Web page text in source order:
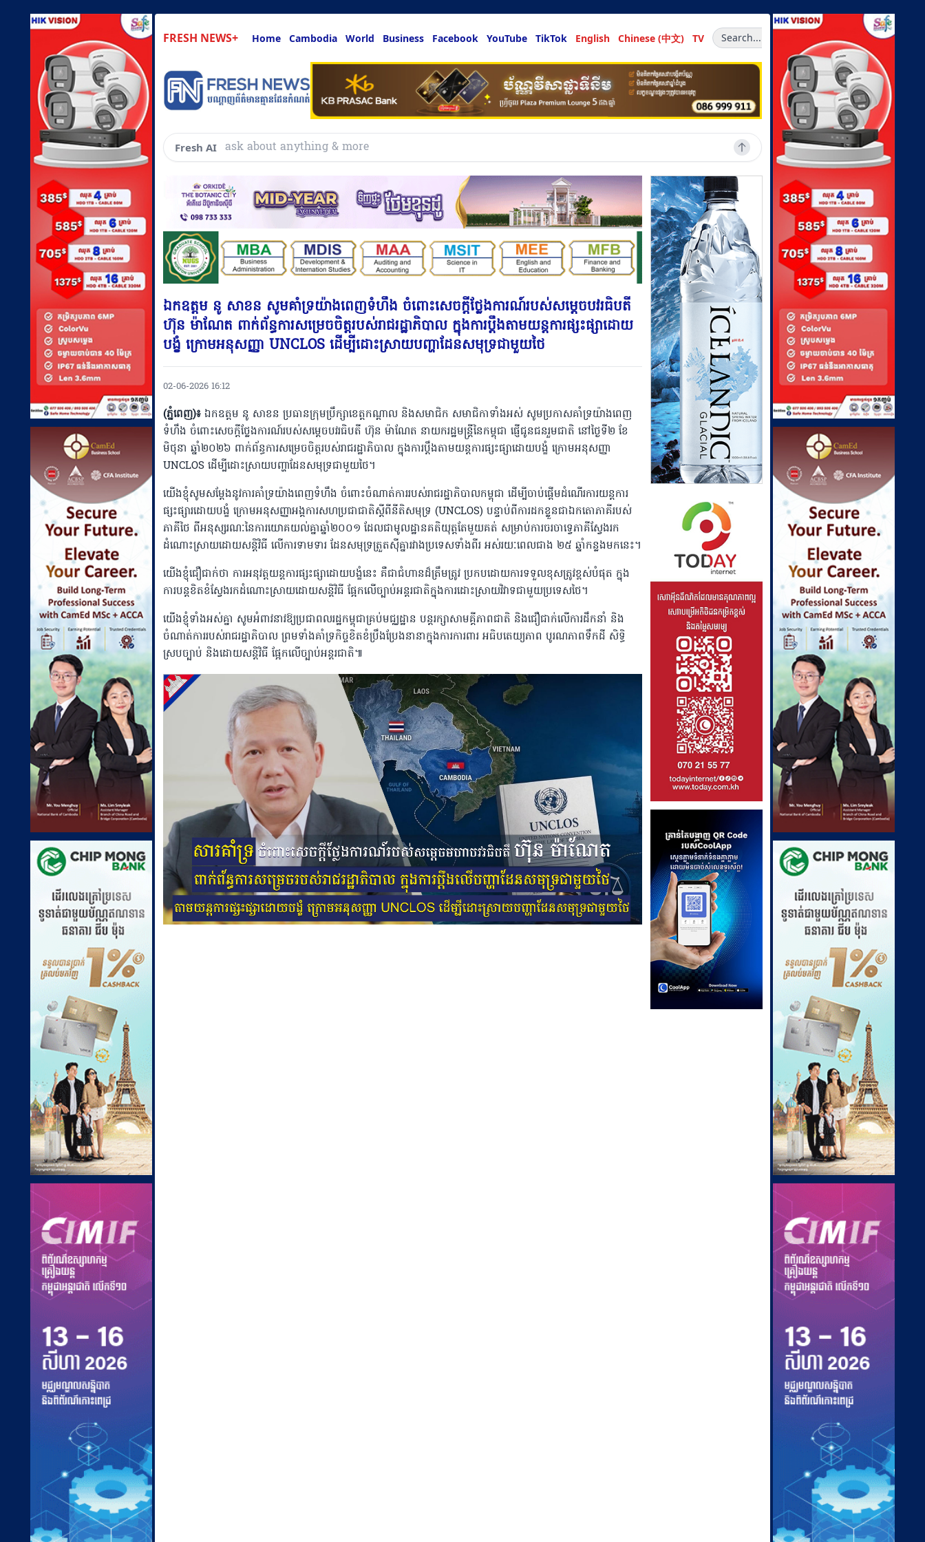
FRESH NEWS+ Home Cambodia World Business Facebook YouTube TikTok English Chinese (中文) TV Search...
Fresh AI សួរអ្វីៗគ្រប់យ៉ាងដ
ឯកឧត្តម នូ សាខន សូមគាំទ្រយ៉ាងពេញទំហឹង ចំពោះសេចក្តីថ្លែងការណ៍របស់សម្តេចបវរធិបតី
ហ៊ុន ម៉ាណែត ពាក់ព័ន្ធការសម្រេចចិត្តរបស់រាជរដ្ឋាភិបាល ក្នុងការប្តឹងតាមយន្តការផ្សះផ្សាដោយ
បង្ខំ ក្រោមអនុសញ្ញា UNCLOS ដើម្បីដោះស្រាយបញ្ហាដែនសមុទ្រជាមួយថៃ
02-06-2026 16:12
(ភ្នំពេញ)៖ឯកឧត្តម នូ សាខន ប្រធានក្រុមប្រឹក្សាខេត្តកណ្ដាល និងសមាជិក សមាជិកាទាំងអស់ សូមប្រកាសគាំទ្រយ៉ាងពេញ
ទំហឹង ចំពោះសេចក្តីថ្លែងការណ៍របស់សម្តេចបវរធិបតី ហ៊ុន ម៉ាណែត នាយករដ្ឋមន្ត្រីនៃកម្ពុជា ផ្ញើជូនជនរួមជាតិ ​នៅថ្ងៃទី២ ខែ
មិថុនា ឆ្នាំ២០២៦ ពាក់ព័ន្ធការសម្រេចចិត្តរបស់រាជរដ្ឋាភិបាល ក្នុងការប្តឹងតាមយន្តការផ្សះផ្សាដោយបង្ខំ ក្រោមអនុសញ្ញា
UNCLOS ដើម្បីដោះស្រាយបញ្ហាដែនសមុទ្រជាមួយថៃ។
យើងខ្ញុំសូមសម្តែងនូវការគាំទ្រយ៉ាងពេញទំហឹង ចំពោះចំណាត់ការរបស់រាជរដ្ឋាភិបាលកម្ពុជា ដើម្បីចាប់ផ្តើមដំណើរការយន្តការ
ផ្សះផ្សារដោយបង្ខំ ក្រោមអនុសញ្ញាអង្គការសហប្រជាជាតិស្តីពីនីតិសមុទ្រ (UNCLOS) បន្ទាប់ពីការដកខ្លួនជាឯកតោភាគីរបស់
ភាគីថៃ ពីអនុស្សរណៈនៃការយោគយល់គ្នាឆ្នាំ២០០១ ដែលជាមូលដ្ឋានគតិយុត្តតែមួយគត់ សម្រាប់ការចរចាទ្វេភាគីស្វែងរក
ដំណោះស្រាយដោយសន្តិវិធី លើការទាមទារ ដែនសមុទ្រត្រួតស៊ីគ្នារវាងប្រទេសទាំងពីរ អស់រយៈពេលជាង ២៥ ឆ្នាំកន្លងមកនេះ។
យើងខ្ញុំជឿជាក់ថា ការអនុវត្តយន្តការផ្សះផ្សាដោយបង្ខំនេះ គឺជាជំហានដ៏ត្រឹមត្រូវ ប្រកបដោយការទទួលខុសត្រូវខ្ពស់បំផុត ក្នុង
ការបន្តខិតខំស្វែងរកដំណោះស្រាយដោយសន្តិវិធី ផ្អែកលើច្បាប់អន្តរជាតិក្នុងការដោះស្រាយវិវាទជាមួយប្រទេសថៃ។
យើងខ្ញុំទាំងអស់គ្នា សូមអំពាវនាវឱ្យប្រជាពលរដ្ឋកម្ពុជាគ្រប់មជ្ឈដ្ឋាន បន្តរក្សាសាមគ្គីភាពជាតិ និងជឿជាក់លើការដឹកនាំ និង
ចំណាត់ការរបស់រាជរដ្ឋាភិបាល ព្រមទាំងគាំទ្រកិច្ចខិតខំប្រឹងប្រែងនានាក្នុងការការពារ អធិបតេយ្យភាព បូរណភាពទឹកដី សិទ្ធិ
ស្របច្បាប់ និងដោយសន្តិវិធី ផ្អែកលើច្បាប់អន្តរជាតិ៕